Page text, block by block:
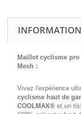
Maillot cyclisme pro
Mesh :
Vivez l'expérience
cyclisme haut de
COOLMAX® et un